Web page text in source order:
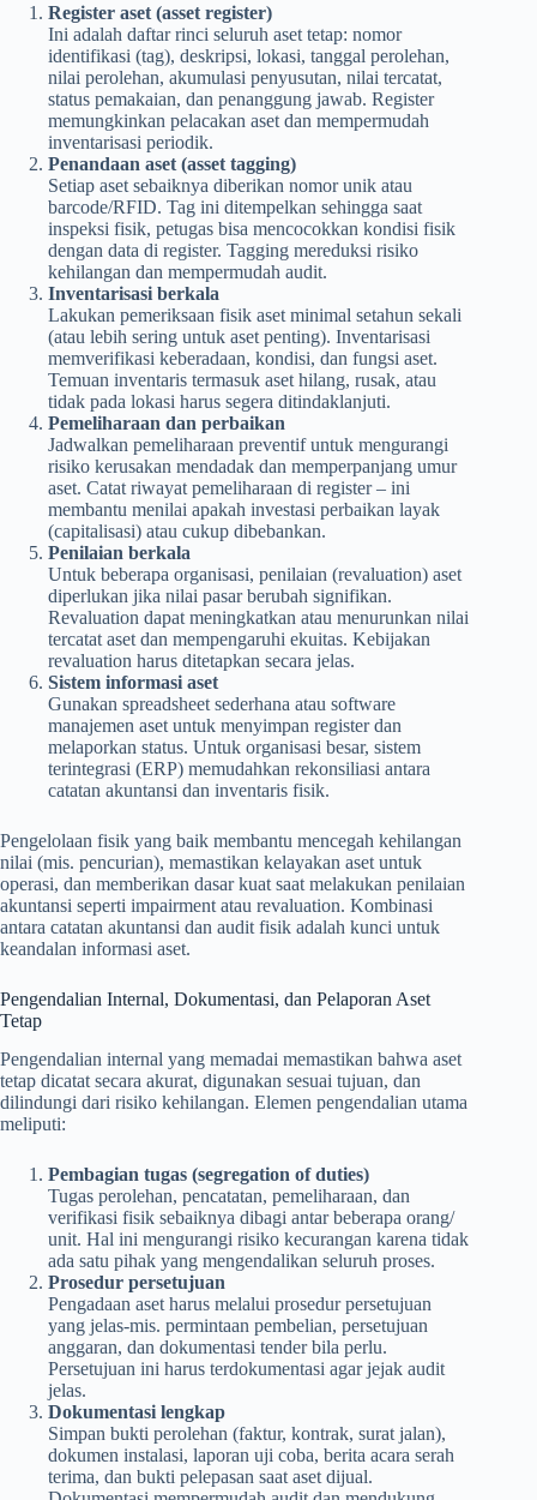
Register aset (asset register)
Ini adalah daftar rinci seluruh aset tetap: nomor
identifikasi (tag), deskripsi, lokasi, tanggal perolehan,
nilai perolehan, akumulasi penyusutan, nilai tercatat,
status pemakaian, dan penanggung jawab. Register
memungkinkan pelacakan aset dan mempermudah
inventarisasi periodik.
Penandaan aset (asset tagging)
Setiap aset sebaiknya diberikan nomor unik atau
barcode/RFID. Tag ini ditempelkan sehingga saat
inspeksi fisik, petugas bisa mencocokkan kondisi fisik
dengan data di register. Tagging mereduksi risiko
kehilangan dan mempermudah audit.
Inventarisasi berkala
Lakukan pemeriksaan fisik aset minimal setahun sekali
(atau lebih sering untuk aset penting). Inventarisasi
memverifikasi keberadaan, kondisi, dan fungsi aset.
Temuan inventaris termasuk aset hilang, rusak, atau
tidak pada lokasi harus segera ditindaklanjuti.
Pemeliharaan dan perbaikan
Jadwalkan pemeliharaan preventif untuk mengurangi
risiko kerusakan mendadak dan memperpanjang umur
aset. Catat riwayat pemeliharaan di register – ini
membantu menilai apakah investasi perbaikan layak
(capitalisasi) atau cukup dibebankan.
Penilaian berkala
Untuk beberapa organisasi, penilaian (revaluation) aset
diperlukan jika nilai pasar berubah signifikan.
Revaluation dapat meningkatkan atau menurunkan nilai
tercatat aset dan mempengaruhi ekuitas. Kebijakan
revaluation harus ditetapkan secara jelas.
Sistem informasi aset
Gunakan spreadsheet sederhana atau software
manajemen aset untuk menyimpan register dan
melaporkan status. Untuk organisasi besar, sistem
terintegrasi (ERP) memudahkan rekonsiliasi antara
catatan akuntansi dan inventaris fisik.
Pengelolaan fisik yang baik membantu mencegah kehilangan
nilai (mis. pencurian), memastikan kelayakan aset untuk
operasi, dan memberikan dasar kuat saat melakukan penilaian
akuntansi seperti impairment atau revaluation. Kombinasi
antara catatan akuntansi dan audit fisik adalah kunci untuk
keandalan informasi aset.
Pengendalian Internal, Dokumentasi, dan Pelaporan Aset
Tetap
Pengendalian internal yang memadai memastikan bahwa aset
tetap dicatat secara akurat, digunakan sesuai tujuan, dan
dilindungi dari risiko kehilangan. Elemen pengendalian utama
meliputi:
Pembagian tugas (segregation of duties)
Tugas perolehan, pencatatan, pemeliharaan, dan
verifikasi fisik sebaiknya dibagi antar beberapa orang/
unit. Hal ini mengurangi risiko kecurangan karena tidak
ada satu pihak yang mengendalikan seluruh proses.
Prosedur persetujuan
Pengadaan aset harus melalui prosedur persetujuan
yang jelas-mis. permintaan pembelian, persetujuan
anggaran, dan dokumentasi tender bila perlu.
Persetujuan ini harus terdokumentasi agar jejak audit
jelas.
Dokumentasi lengkap
Simpan bukti perolehan (faktur, kontrak, surat jalan),
dokumen instalasi, laporan uji coba, berita acara serah
terima, dan bukti pelepasan saat aset dijual.